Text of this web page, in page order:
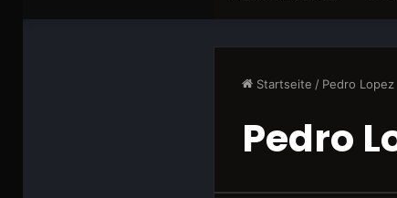
Startseite / Pedro Lopez
Pedro